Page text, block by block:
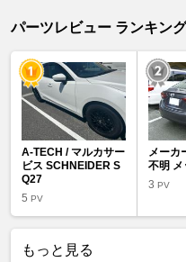
パーツレビュー ランキング
A-TECH / マルカサー
ビス SCHNEIDER S
Q27
5 PV
メーカ
不明
3PV
もっと見る